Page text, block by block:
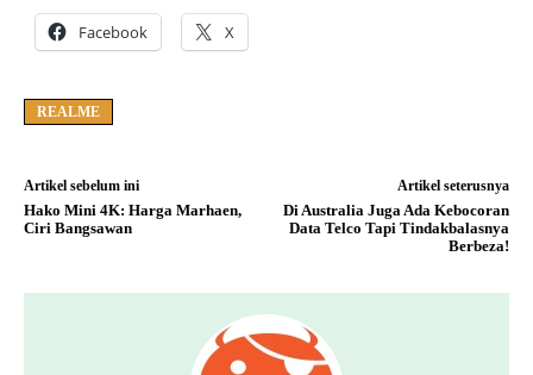
Facebook X
REALME
Artikel sebelum ini
Hako Mini 4K: Harga Marhaen,
Ciri Bangsawan
Artikel seterusnya
Di Australia Juga Ada Kebocoran
Data Telco Tapi Tindakbalasnya
Berbeza!